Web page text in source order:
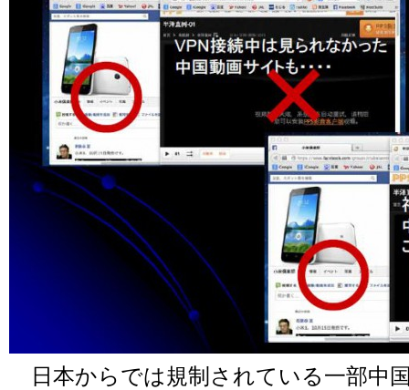
日本からでは規制されている一部中